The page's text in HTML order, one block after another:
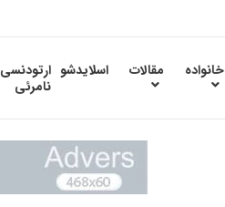
خانواده مقالات اسلایدشو ارتودنسی
نامرئی